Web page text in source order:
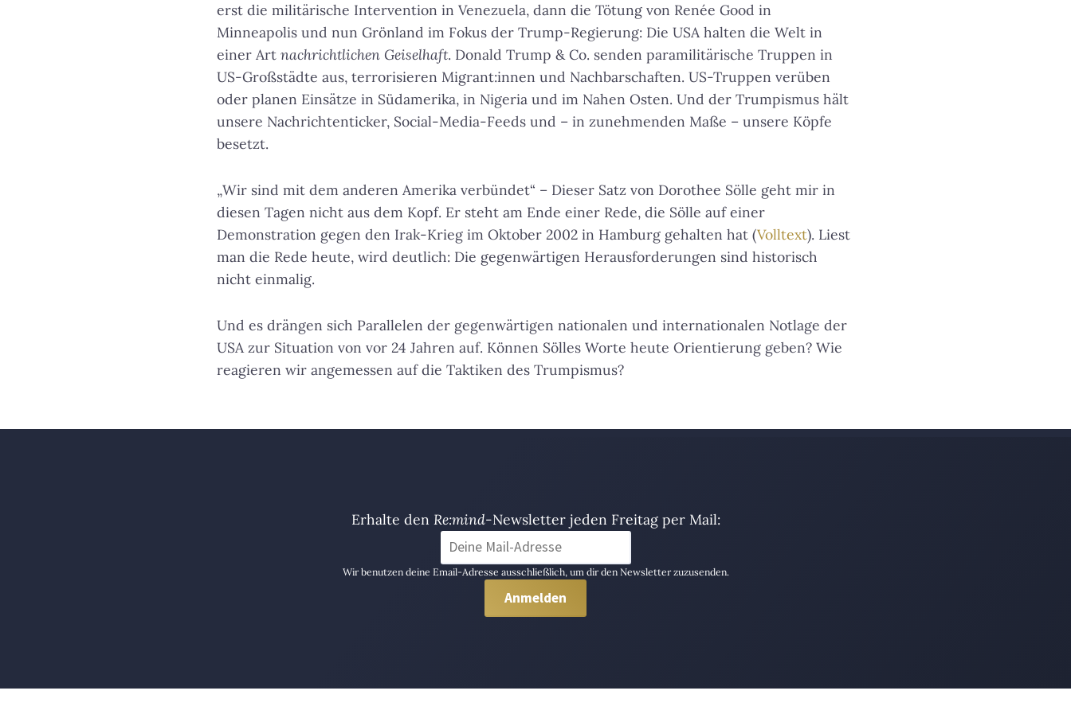
erst die militärische Intervention in Venezuela, dann die Tötung von Renée Good in
Minneapolis und nun Grönland im Fokus der Trump-Regierung: Die USA halten die Welt in
einer Art nachrichtlichen Geiselhaft. Donald Trump & Co. senden paramilitärische Truppen in
US-Großstädte aus, terrorisieren Migrant:innen und Nachbarschaften. US-Truppen verüben
oder planen Einsätze in Südamerika, in Nigeria und im Nahen Osten. Und der Trumpismus hält
unsere Nachrichtenticker, Social-Media-Feeds und – in zunehmenden Maße – unsere Köpfe
besetzt.
„Wir sind mit dem anderen Amerika verbündet“ – Dieser Satz von Dorothee Sölle geht mir in
diesen Tagen nicht aus dem Kopf. Er steht am Ende einer Rede, die Sölle auf einer
Demonstration gegen den Irak-Krieg im Oktober 2002 in Hamburg gehalten hat (Volltext). Liest
man die Rede heute, wird deutlich: Die gegenwärtigen Herausforderungen sind historisch
nicht einmalig.
Und es drängen sich Parallelen der gegenwärtigen nationalen und internationalen Notlage der
USA zur Situation von vor 24 Jahren auf. Können Sölles Worte heute Orientierung geben? Wie
reagieren wir angemessen auf die Taktiken des Trumpismus?
Erhalte den Re:mind-Newsletter jeden Freitag per Mail:
Wir benutzen deine Email-Adresse ausschließlich, um dir den Newsletter zuzusenden.